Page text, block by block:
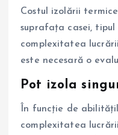
Costul izolării
suprafața casei,
complexitatea
este necesară o
Pot izola
În funcție de
complexitatea